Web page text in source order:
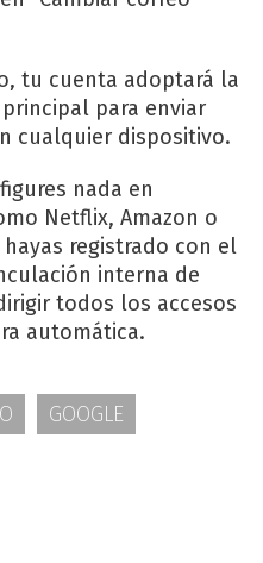
tu cuenta adoptará la
para enviar
cualquier dispositivo.
nada en
Netflix, Amazon o
registrado con el
interna de
todos los accesos
automática.
GOOGLE